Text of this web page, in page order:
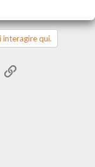
interagire qui.
Link